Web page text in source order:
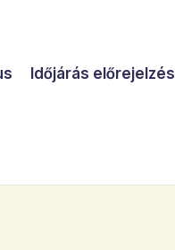
Időjárás előrejelzés